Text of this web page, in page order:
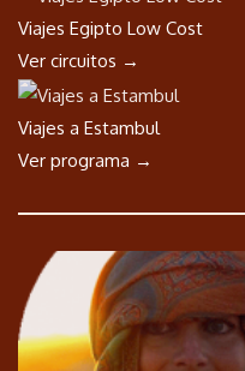
Viajes Egipto Low Cost
Ver circuitos →
Viajes a Estambul
Ver programa →